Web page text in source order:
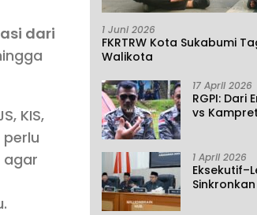
dari
KIS,
agar
1 Juni 2026
FKRTRW Kota Sukabumi
Walikota
17 April 2026
RGPI: Dari
vs
1 April 2026